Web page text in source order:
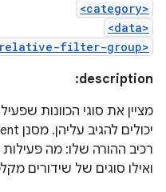
<category>
<data>
filter-group>
description:
מציין את סוגי הכוונות
רכיב ההורה שלו: מה פעילות
ואילו סוגים של שידורים